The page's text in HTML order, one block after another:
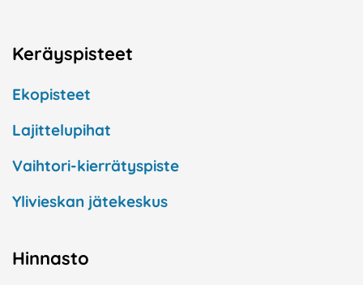
Keräyspisteet
Ekopisteet
Lajittelupihat
Vaihtori-kierrätyspiste
Ylivieskan jätekeskus
Hinnasto